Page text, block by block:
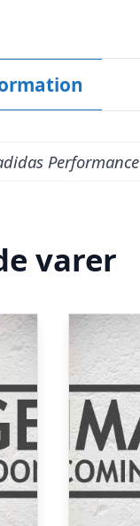
Performance
varer